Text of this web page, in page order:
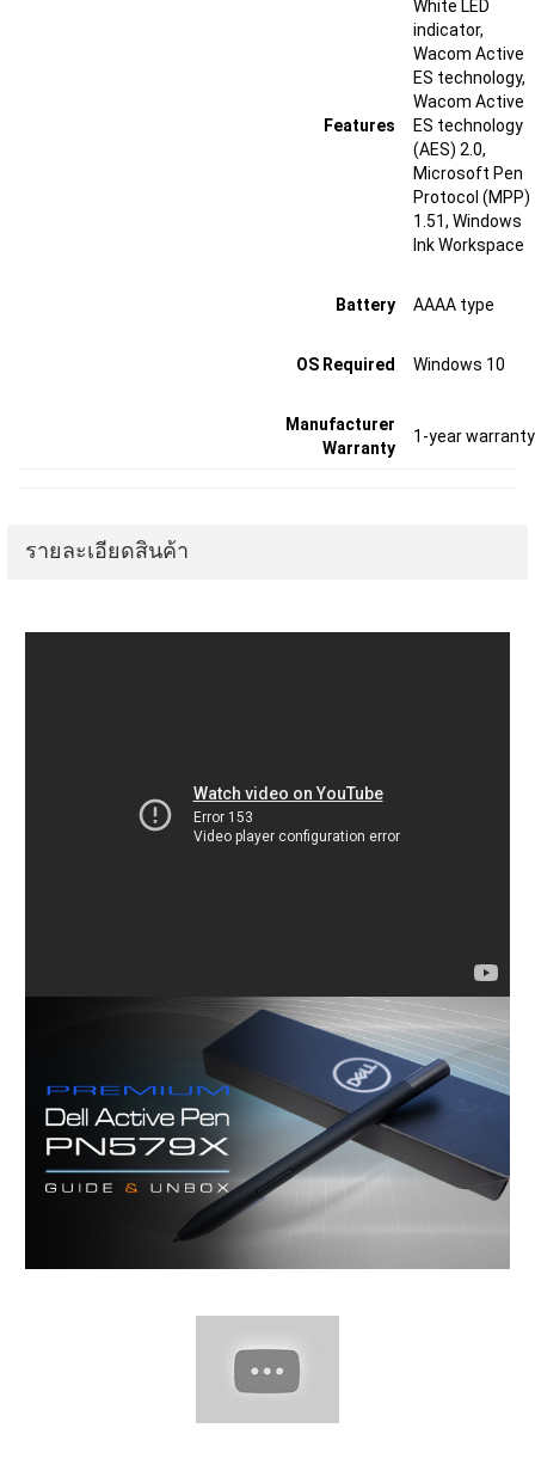
Features
White LED
indicator,
Wacom Active
ES technology,
Wacom Active
ES technology
(AES) 2.0,
Microsoft Pen
Protocol (MPP)
1.51, Windows
Ink Workspace
Battery AAAA type
OS Required Windows 10
Manufacturer
Warranty
1-year warranty
รายละเอียดสินค้า